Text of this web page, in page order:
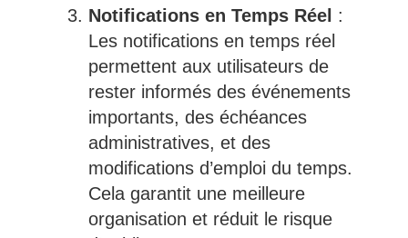
Notifications en Temps Réel :
Les notifications en temps réel
permettent aux utilisateurs de
rester informés des événements
importants, des échéances
administratives, et des
modifications d’emploi du temps.
Cela garantit une meilleure
organisation et réduit le risque